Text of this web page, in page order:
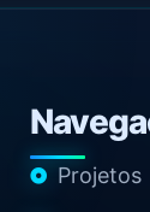
Projetos